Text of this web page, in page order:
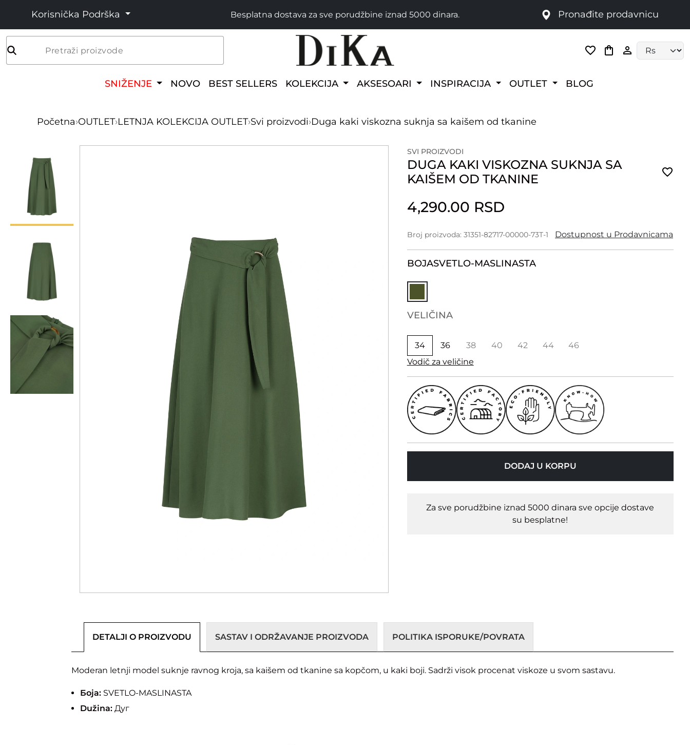
Korisnička Podrška Besplatna dostava za sve porudžbine iznad 5000 dinara. Pronađite prodavnicu
Pretraži proizvode
SNIŽENJE NOVO BEST SELLERS KOLEKCIJA AKSESOARI INSPIRACIJA OUTLET BLOG
Početna›OUTLET›LETNJA KOLEKCIJA OUTLET›Svi proizvodi›Duga kaki viskozna suknja sa kaišem od tkanine
SVI PROIZVODI
DUGA KAKI VISKOZNA SUKNJA SA
KAIŠEM OD TKANINE
4,290.00 RSD
Broj proizvoda: 31351-82717-00000-73T-1 Dostupnost u Prodavnicama
BOJASVETLO-MASLINASTA
VELIČINA
34 36 38 40 42 44
46
Vodič za veličine
DODAJ U KORPU
Za sve porudžbine iznad 5000 dinara sve opcije dostave
su besplatne!
DETALJI O PROIZVODU SASTAV I ODRŽAVANJE PROIZVODA POLITIKA ISPORUKE/POVRATA
Moderan letnji model suknje ravnog kroja, sa kaišem od tkanine sa kopčom, u kaki boji. Sadrži visok procenat viskoze u svom sastavu.
Боја: SVETLO-MASLINASTA
Dužina: Дуг